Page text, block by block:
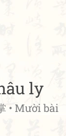
ly
• Mười bài